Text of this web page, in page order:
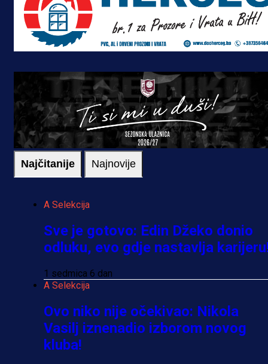
Najčitanije Najnovije
A Selekcija
Sve je gotovo: Edin Džeko donio
odluku, evo gdje nastavlja
1 sedmica 6 dan
A Selekcija
Ovo niko nije očekivao: Nikola
Vasilj iznenadio izborom novog
kluba!